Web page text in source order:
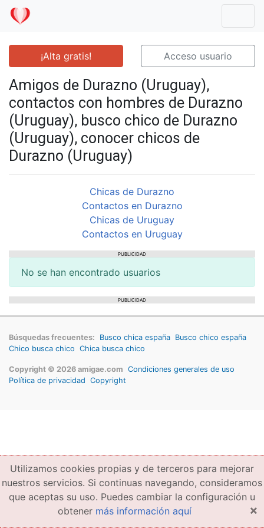
¡Alta gratis! Acceso usuario
Amigos de Durazno (Uruguay),
contactos con hombres de Durazno
(Uruguay), busco chico de Durazno
(Uruguay), conocer chicos de
Durazno (Uruguay)
Chicas de Durazno
Contactos en Durazno
Chicas de Uruguay
Contactos en Uruguay
PUBLICIDAD
No se han encontrado usuarios
PUBLICIDAD
Búsquedas frecuentes: Busco chica españa Busco chico españa
Chico busca chico Chica busca chico
Copyright © 2026 amigae.com Condiciones generales de uso
Política de privacidad Copyright
Utilizamos cookies propias y de terceros para mejorar
nuestros servicios. Si continuas navegando, consideramos
que aceptas su uso. Puedes cambiar la configuración u
obtener más información aquí ×